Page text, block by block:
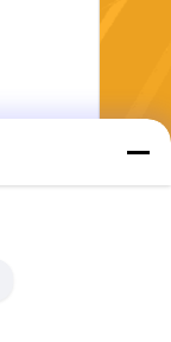
Envoyer